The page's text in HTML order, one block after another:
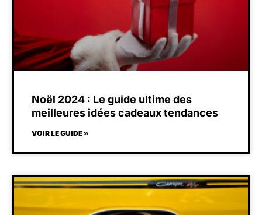
Noël 2024 : Le guide ultime des
meilleures idées cadeaux tendances
VOIR LE GUIDE »